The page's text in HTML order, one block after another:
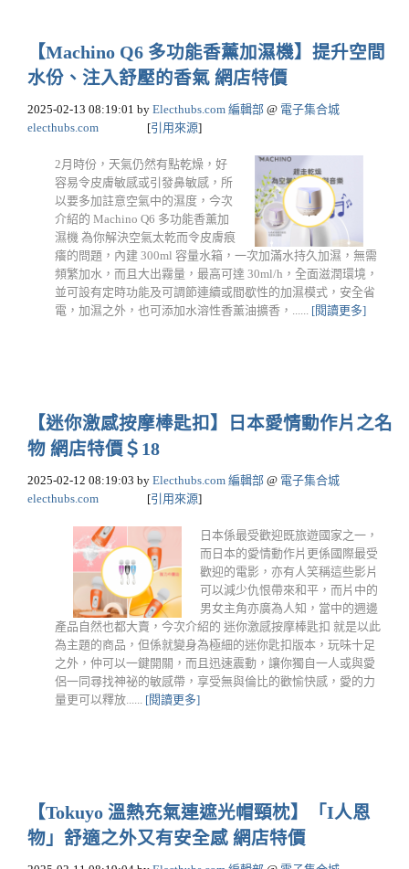
【Machino Q6 多功能香薰加濕機】提升空間
水份、注入舒壓的香氣 網店特價
2025-02-13 08:19:01 by Electhubs.com 編輯部 @ 電子集合城
electhubs.com
[引用來源]
2月時份，天氣仍然有點乾燥，好
容易令皮膚敏感或引發鼻敏感，所
以要多加註意空氣中的濕度，今次
介紹的 Machino Q6 多功能香薰加
濕機 為你解決空氣太乾而令皮膚痕
癢的問題，內建 300ml 容量水箱，一次加滿水持久加濕，無需
頻繁加水，而且大出霧量，最高可達 30ml/h，全面滋潤環境，
並可設有定時功能及可調節連續或間歇性的加濕模式，安全省
電，加濕之外，也可添加水溶性香薰油擴香，...... [閱讀更多]
【迷你激感按摩棒匙扣】日本愛情動作片之名
物 網店特價＄18
2025-02-12 08:19:03 by Electhubs.com 編輯部 @ 電子集合城
electhubs.com
[引用來源]
日本係最受歡迎既旅遊國家之一，
而日本的愛情動作片更係國際最受
歡迎的電影，亦有人笑稱這些影片
可以減少仇恨帶來和平，而片中的
男女主角亦廣為人知，當中的週邊
產品自然也都大賣，今次介紹的 迷你激感按摩棒匙扣 就是以此
為主題的商品，但係就變身為極細的迷你匙扣版本，玩味十足
之外，仲可以一鍵開關，而且迅速震動，讓你獨自一人或與愛
侶一同尋找神祕的敏感帶，享受無與倫比的歡愉快感，愛的力
量更可以釋放...... [閱讀更多]
【Tokuyo 溫熱充氣連遮光帽頸枕】「I人恩
物」舒適之外又有安全感 網店特價